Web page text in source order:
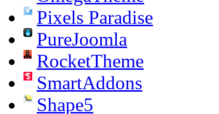
Pixels Paradise
PureJoomla
RocketTheme
SmartAddons
Shape5